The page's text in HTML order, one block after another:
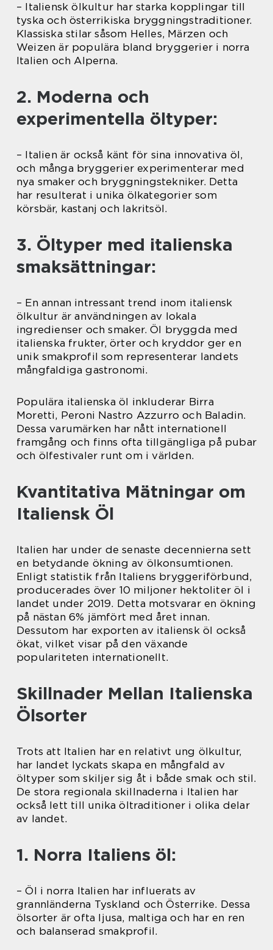
– Italiensk ölkultur har starka kopplingar till
tyska och österrikiska bryggningstraditioner.
Klassiska stilar såsom Helles, Märzen och
Weizen är populära bland bryggerier i norra
Italien och Alperna.
2. Moderna och
experimentella öltyper:
– Italien är också känt för sina innovativa öl,
och många bryggerier experimenterar med
nya smaker och bryggningstekniker. Detta
har resulterat i unika ölkategorier som
körsbär, kastanj och lakritsöl.
3. Öltyper med italienska
smaksättningar:
– En annan intressant trend inom italiensk
ölkultur är användningen av lokala
ingredienser och smaker. Öl bryggda med
italienska frukter, örter och kryddor ger en
unik smakprofil som representerar landets
mångfaldiga gastronomi.
Populära italienska öl inkluderar Birra
Moretti, Peroni Nastro Azzurro och Baladin.
Dessa varumärken har nått internationell
framgång och finns ofta tillgängliga på pubar
och ölfestivaler runt om i världen.
Kvantitativa Mätningar om
Italiensk Öl
Italien har under de senaste decennierna sett
en betydande ökning av ölkonsumtionen.
Enligt statistik från Italiens bryggeriförbund,
producerades över 10 miljoner hektoliter öl i
landet under 2019. Detta motsvarar en ökning
på nästan 6% jämfört med året innan.
Dessutom har exporten av italiensk öl också
ökat, vilket visar på den växande
populariteten internationellt.
Skillnader Mellan Italienska
Ölsorter
Trots att Italien har en relativt ung ölkultur,
har landet lyckats skapa en mångfald av
öltyper som skiljer sig åt i både smak och stil.
De stora regionala skillnaderna i Italien har
också lett till unika öltraditioner i olika delar
av landet.
1. Norra Italiens öl:
– Öl i norra Italien har influerats av
grannländerna Tyskland och Österrike. Dessa
ölsorter är ofta ljusa, maltiga och har en ren
och balanserad smakprofil.